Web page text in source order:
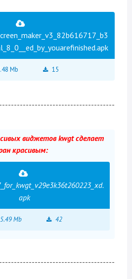
Mb 15
виджетов kwgt сделает
красивым:
apk
Mb 42